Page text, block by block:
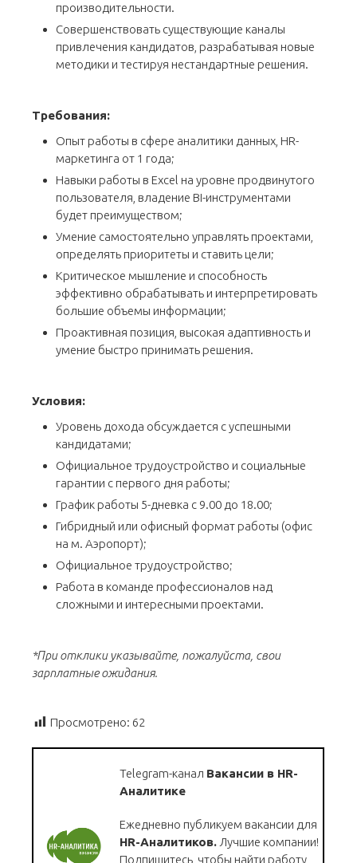
производительности.
Совершенствовать существующие каналы
привлечения кандидатов, разрабатывая новые
методики и тестируя нестандартные решения.
Требования:
Опыт работы в сфере аналитики данных, HR-
маркетинга от 1 года;
Навыки работы в Excel на уровне продвинутого
пользователя, владение BI-инструментами
будет преимуществом;
Умение самостоятельно управлять проектами,
определять приоритеты и ставить цели;
Критическое мышление и способность
эффективно обрабатывать и интерпретировать
большие объемы информации;
Проактивная позиция, высокая адаптивность и
умение быстро принимать решения.
Условия:
Уровень дохода обсуждается с успешными
кандидатами;
Официальное трудоустройство и социальные
гарантии с первого дня работы;
График работы 5-дневка с 9.00 до 18.00;
Гибридный или офисный формат работы (офис
на м. Аэропорт);
Официальное трудоустройство;
Работа в команде профессионалов над
сложными и интересными проектами.
*При отклики указывайте, пожалуйста, свои
зарплатные ожидания.
Просмотрено: 62
Telegram-канал Вакансии в HR-
Аналитике
Ежедневно публикуем вакансии для
HR-Аналитиков. Лучшие компании!
Подпишитесь, чтобы найти работу